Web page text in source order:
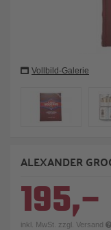
Vollbild-Galerie
ALEXANDER
195,–
inkl. MwSt. zzgl. Versand